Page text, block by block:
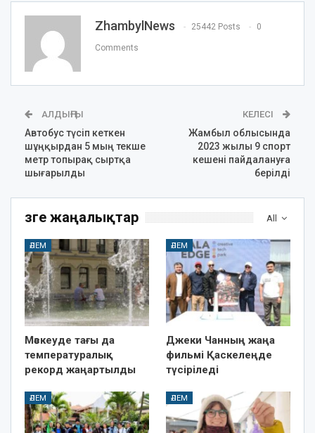
ZhambylNews 25442 Posts 0
Comments
АЛДЫҢҒЫ
Автобус түсіп кеткен
шұңқырдан 5 мың текше
метр топырақ сыртқа
шығарылды
КЕЛЕСІ
Жамбыл облысында
2023 жылы 9 спорт
кешені пайдалануға
берілді
All
Өзге жаңалықтар
ӘЛЕМ
Мәскеуде тағы да
температуралық
рекорд жаңартылды
ӘЛЕМ
Джеки Чанның жаңа
фильмі Қаскелеңде
түсіріледі
ӘЛЕМ ӘЛЕМ